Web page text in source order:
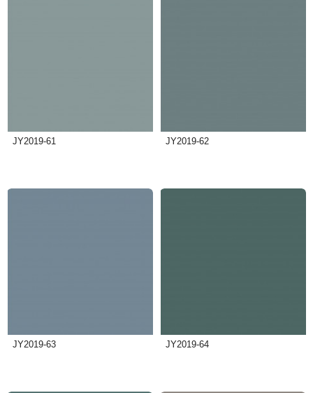
JY2019-61 JY2019-62
JY2019-63 JY2019-64